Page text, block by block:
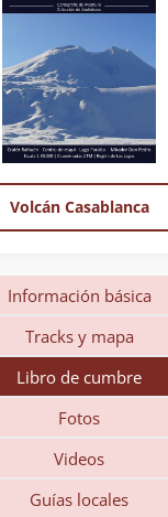
Volcán Casablanca
Información básica
Tracks y mapa
Libro de cumbre
Fotos
Videos
Guías locales